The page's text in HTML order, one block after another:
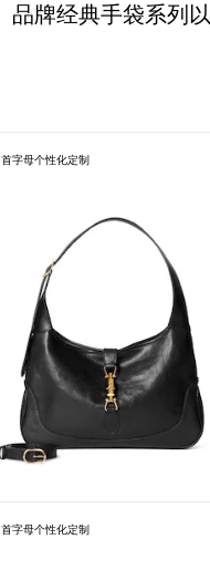
品牌经典手袋系列
首字母个性化定制
首字母个性化定制